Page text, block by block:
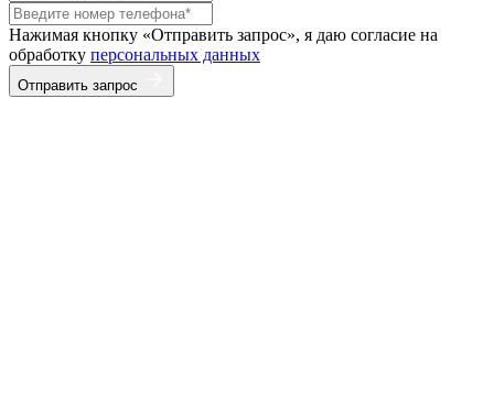
Нажимая кнопку «Отправить запрос», я даю согласие на
обработку персональных данных
Отправить запрос